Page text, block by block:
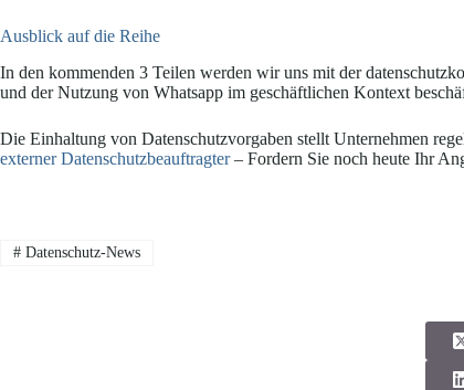
Ausblick auf die Reihe
In den kommenden 3 Teilen werden wir uns mit der
und der Nutzung von Whatsapp im geschäftlichen Kontext
Die Einhaltung von Datenschutzvorgaben stellt Unternehmen
externer Datenschutzbeauftragter– Fordern Sie noch heute Ihr
#Datenschutz-News